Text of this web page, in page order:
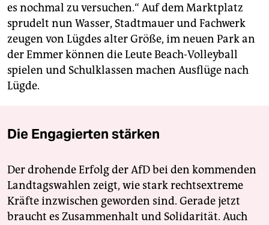
es nochmal zu versuchen.“ Auf dem Marktplatz
sprudelt nun Wasser, Stadtmauer und Fachwerk
zeugen von Lügdes alter Größe, im neuen Park an
der Emmer können die Leute Beach-Volleyball
spielen und Schulklassen machen Ausflüge nach
Lügde.
Die Engagierten stärken
Der drohende Erfolg der AfD bei den kommenden
Landtagswahlen zeigt, wie stark rechtsextreme
Kräfte inzwischen geworden sind. Gerade jetzt
braucht es Zusammenhalt und Solidarität. Auch